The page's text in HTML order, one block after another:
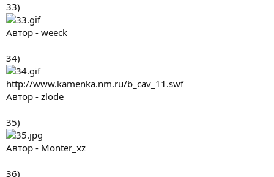
33)
Автор - weeck
34)
http://www.kamenka.nm.ru/b_cav_11.swf
Автор - zlode
35)
Автор - Monter_xz
36)